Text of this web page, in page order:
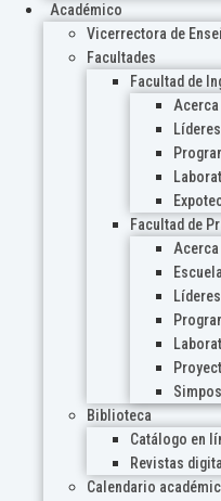
Académico
Vicerrectora de
Facultades
Facultad de
Acerca
Facultad de
Acerca
Biblioteca
Catálogo en
Revistas
Calendario